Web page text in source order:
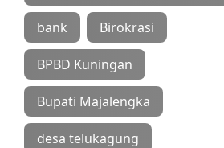
bank Birokrasi
BPBD Kuningan
Bupati Majalengka
desa telukagung